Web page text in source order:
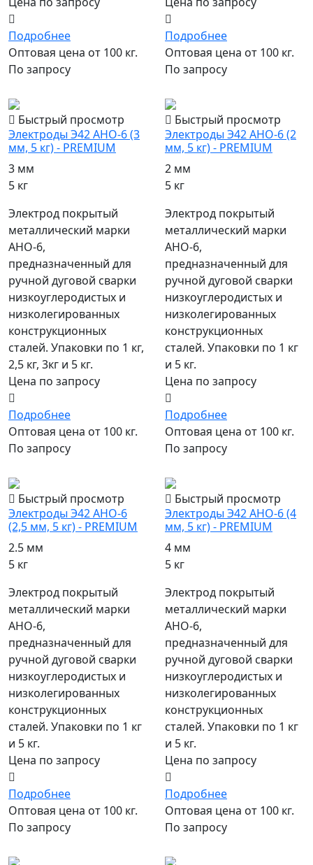
Подробнее
Оптовая цена от 100 кг.
По запросу
Подробнее
Оптовая цена от 100 кг.
По запросу
Быстрый просмотр
Электроды Э42 АНО-6 (3
мм, 5 кг) - PREMIUM
3 мм
5 кг
Электрод покрытый
металлический марки
АНО-6,
предназначенный для
ручной дуговой сварки
низкоуглеродистых и
низколегированных
конструкционных
сталей. Упаковки по 1 кг,
2,5 кг, 3кг и 5 кг.
Цена по запросу
Подробнее
Оптовая цена от 100 кг.
По запросу
Быстрый просмотр
Электроды Э42 АНО-6 (2
мм, 5 кг) - PREMIUM
2 мм
5 кг
Электрод покрытый
металлический марки
АНО-6,
предназначенный для
ручной дуговой сварки
низкоуглеродистых и
низколегированных
конструкционных
сталей. Упаковки по 1 кг
и 5 кг.
Цена по запросу
Подробнее
Оптовая цена от 100 кг.
По запросу
Быстрый просмотр
Электроды Э42 АНО-6
(2,5 мм, 5 кг) - PREMIUM
2.5 мм
5 кг
Электрод покрытый
металлический марки
АНО-6,
предназначенный для
ручной дуговой сварки
низкоуглеродистых и
низколегированных
конструкционных
сталей. Упаковки по 1 кг
и 5 кг.
Цена по запросу
Подробнее
Оптовая цена от 100 кг.
По запросу
Быстрый просмотр
Электроды Э42 АНО-6 (4
мм, 5 кг) - PREMIUM
4 мм
5 кг
Электрод покрытый
металлический марки
АНО-6,
предназначенный для
ручной дуговой сварки
низкоуглеродистых и
низколегированных
конструкционных
сталей. Упаковки по 1 кг
и 5 кг.
Цена по запросу
Подробнее
Оптовая цена от 100 кг.
По запросу